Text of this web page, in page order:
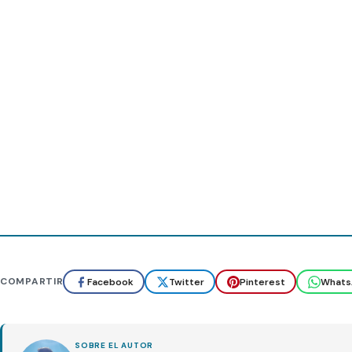
COMPARTIR Facebook Twitter Pinterest
SOBRE EL AUTOR